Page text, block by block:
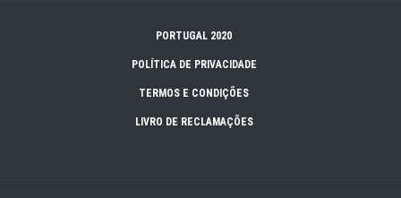
PORTUGAL 2020
POLÍTICA DE PRIVACIDADE
TERMOS E CONDIÇÕES
LIVRO DE RECLAMAÇÕES